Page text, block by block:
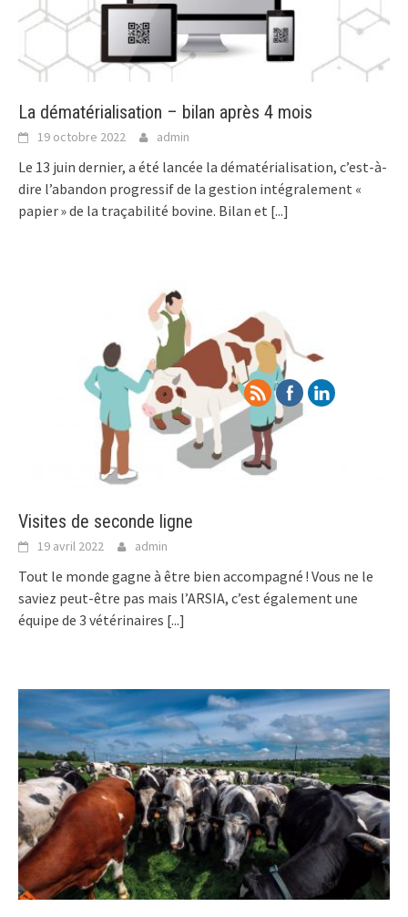
La dématérialisation – bilan après 4 mois
19 octobre 2022 admin
Le 13 juin dernier, a été lancée la dématérialisation, c’est-à-
dire l’abandon progressif de la gestion intégralement «
papier » de la traçabilité bovine. Bilan et [...]
Visites de seconde ligne
19 avril 2022 admin
Tout le monde gagne à être bien accompagné ! Vous ne le
saviez peut-être pas mais l’ARSIA, c’est également une
équipe de 3 vétérinaires [...]